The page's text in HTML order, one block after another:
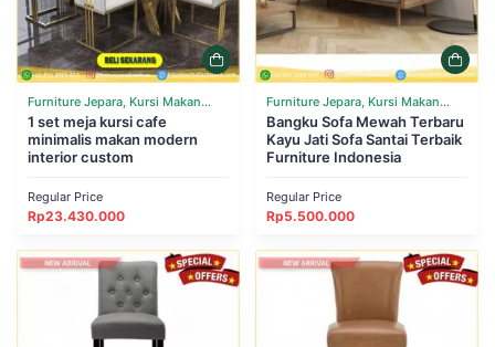
Furniture Jepara, Kursi Makan
Cafe Resto, Meja Makan Marmer,
Meja Makan Set, Ruang Makan
1 set meja kursi cafe
minimalis makan modern
interior custom
Regular Price
Rp23.430.000
Furniture Jepara, Kursi Makan
Cafe Resto, Ruang Tamu, Sofa
Bangku Sofa Mewah Terbaru
Kayu Jati Sofa Santai Terbaik
Furniture Indonesia
Regular Price
Rp5.500.000